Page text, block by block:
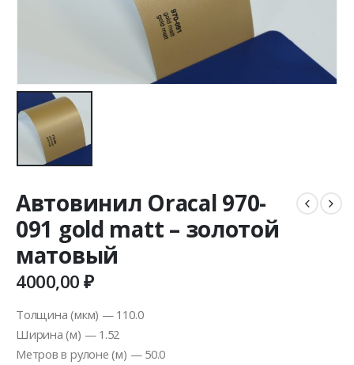
Автовинил Oracal 970-
091 gold matt – золотой
матовый
4000,00₽
Толщина (мкм) — 110.0
Ширина (м) — 1.52
Метров в рулоне (м) — 50.0